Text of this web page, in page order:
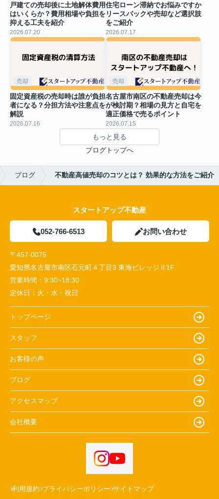
戸建ての売却後に土地解体費用
はいくらか？費用相場や負担を
抑える工夫を紹介
2026.07.20
住宅ローン滞納でお悩みですか
リースバックや売却など選択肢
をご紹介
2026.07.17
売却
固定資産税の売却時は誰が負担
者になる？分担方法や注意点を
解説
2026.07.16
売却
名古屋市南区の不動産売却は今
が検討期？相場の見方と自宅を
適正価格で売るポイント
2026.07.15
もっと見る
ブログトップへ
ブログ 不動産高値売却のコツとは？ 効果的な方法をご紹介
スタートアップ不動産
052-766-6513 お問い合わせ
〒457-0075
愛知県名古屋市南区石元町４丁目3 東海ビレッジⅡ1F
営業時間： 9:30~18:30
定休日： 火・水・祝日
トップページ
スタッフ
お客様の声
ブログ
アクセスマップ
会社概要
利用規約 プライバシーポリシー サイトマップ